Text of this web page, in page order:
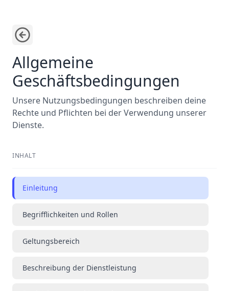
Allgemeine
Geschäftsbedingungen
Unsere Nutzungsbedingungen beschreiben deine
Rechte und Pflichten bei der Verwendung unserer
Dienste.
INHALT
Einleitung
Begrifflichkeiten und Rollen
Geltungsbereich
Beschreibung der Dienstleistung